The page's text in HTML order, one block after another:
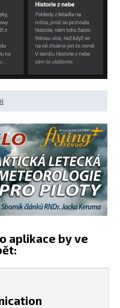
aplikace by ve